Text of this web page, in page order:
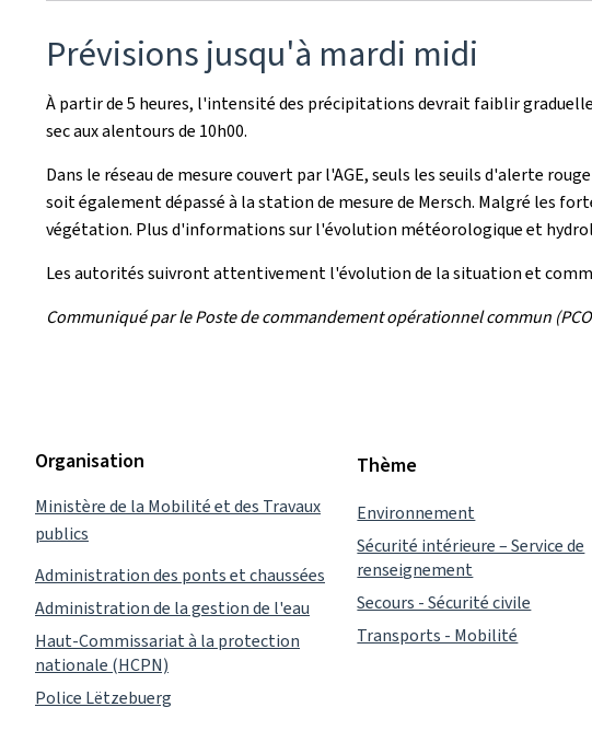
Prévisions jusqu'à mardi midi
À partir de 5 heures, l'intensité des précipitations devrait faiblir
sec aux alentours de 10h00.
Dans le réseau de mesure couvert par l'AGE, seuls les seuils d'alerte
soit également dépassé à la station de mesure de Mersch. Malgré les
végétation. Plus d'informations sur l'évolution météorologique et
Les autorités suivront attentivement l'évolution de la situation et
Communiqué par le Poste de commandement opérationnel commun
Organisation
Ministère de la Mobilité et des Travaux
publics
Administration des ponts et chaussées
Administration de la gestion de l'eau
Haut-Commissariat à la protection
nationale (HCPN)
Police Lëtzebuerg
Thème
Environnement
Sécurité intérieure – Service de
renseignement
Secours - Sécurité civile
Transports - Mobilité